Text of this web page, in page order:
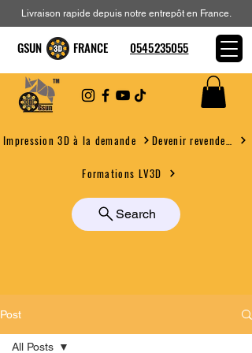
Impression 3D à la demande
Formations LV3D
Search
Livraison rapide depuis notre entrepôt en France.
GSUN FRANCE 0545235055
Post
All Posts